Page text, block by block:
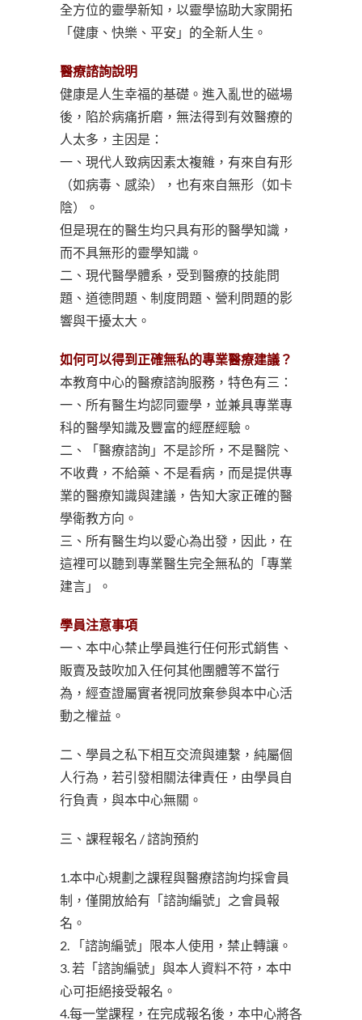
全方位的靈學新知，以靈學協助大家開拓
「健康、快樂、平安」的全新人生。
醫療諮詢說明
健康是人生幸福的基礎。進入亂世的磁場
後，陷於病痛折磨，無法得到有效醫療的
人太多，主因是：
一、現代人致病因素太複雜，有來自有形
（如病毒、感染），也有來自無形（如卡
陰）。
但是現在的醫生均只具有形的醫學知識，
而不具無形的靈學知識。
二、現代醫學體系，受到醫療的技能問
題、道德問題、制度問題、營利問題的影
響與干擾太大。
如何可以得到正確無私的專業醫療建議？
本教育中心的醫療諮詢服務，特色有三：
一、所有醫生均認同靈學，並兼具專業專
科的醫學知識及豐富的經歷經驗。
二、「醫療諮詢」不是診所，不是醫院、
不收費，不給藥、不是看病，而是提供專
業的醫療知識與建議，告知大家正確的醫
學衛教方向。
三、所有醫生均以愛心為出發，因此，在
這裡可以聽到專業醫生完全無私的「專業
建言」。
學員注意事項
一、本中心禁止學員進行任何形式銷售、
販賣及鼓吹加入任何其他團體等不當行
為，經查證屬實者視同放棄參與本中心活
動之權益。
二、學員之私下相互交流與連繫，純屬個
人行為，若引發相關法律責任，由學員自
行負責，與本中心無關。
三、課程報名 / 諮詢預約
1.本中心規劃之課程與醫療諮詢均採會員
制，僅開放給有「諮詢編號」之會員報
名。
2. 「諮詢編號」限本人使用，禁止轉讓。
3. 若「諮詢編號」與本人資料不符，本中
心可拒絕接受報名。
4.每一堂課程，在完成報名後，本中心將各